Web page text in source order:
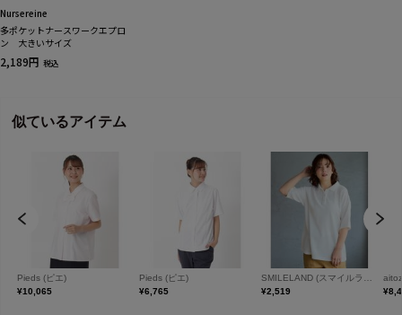
Nursereine
多ポケットナースワークエプロ
ン 大きいサイズ
2,189円 税込